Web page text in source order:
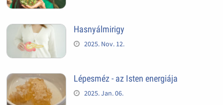
Hasnyálmirigy
2025. Nov. 12.
Lépesméz - az Isten energiája
2025. Jan. 06.